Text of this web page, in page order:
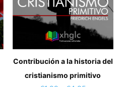
Contribución a la historia del
cristianismo primitivo